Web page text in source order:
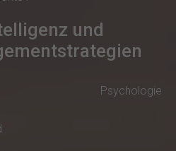
und
Psychologie